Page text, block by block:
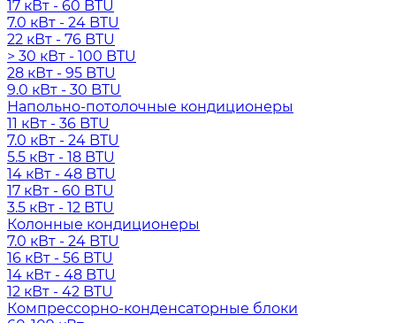
17 кВт - 60 BTU
7.0 кВт - 24 BTU
22 кВт - 76 BTU
> 30 кВт - 100 BTU
28 кВт - 95 BTU
9.0 кВт - 30 BTU
Напольно-потолочные кондиционеры
11 кВт - 36 BTU
7.0 кВт - 24 BTU
5.5 кВт - 18 BTU
14 кВт - 48 BTU
17 кВт - 60 BTU
3.5 кВт - 12 BTU
Колонные кондиционеры
7.0 кВт - 24 BTU
16 кВт - 56 BTU
14 кВт - 48 BTU
12 кВт - 42 BTU
Компрессорно-конденсаторные блоки